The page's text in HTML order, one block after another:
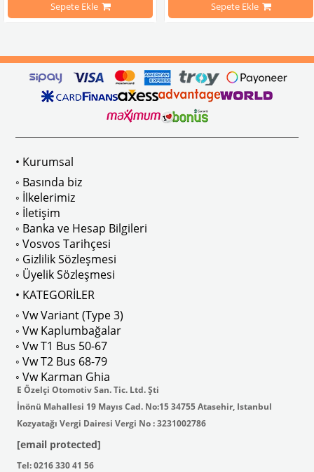
sürüş esnasında doğrudan gelen güneş ışığını keserek görüş
isteyenler için tercih edilir.
Ghia Modelleri İle Uyumludur
: AC711500 / 80500
VWC Parça No: 4-4126
Sepete Ekle
1960-1967 Yılları Arasındaki T1
1968-1979 Yılları Arasındaki T2
Sepete Ekle
• Kurumsal
◦ Basında biz
◦ İlkelerimiz
◦ İletişim
◦ Banka ve Hesap Bilgileri
◦ Vosvos Tarihçesi
◦ Gizlilik Sözleşmesi
◦ Üyelik Sözleşmesi
• KATEGORİLER
◦ Vw Variant (Type 3)
◦ Vw Kaplumbağalar
◦ Vw T1 Bus 50-67
◦ Vw T2 Bus 68-79
◦ Vw Karman Ghia
E Özelçi Otomotiv San. Tic. Ltd. Şti
İnönü Mahallesi 19 Mayıs Cad. No:15 34755 Atasehir, Istanbul
Kozyatağı Vergi Dairesi Vergi No : 3231002786
[email protected]
Tel: 0216 330 41 56